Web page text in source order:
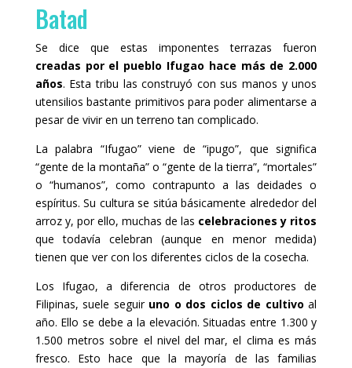
Batad
Se dice que estas imponentes terrazas fueron
creadas por el pueblo Ifugao hace más de 2.000
años. Esta tribu las construyó con sus manos y unos
utensilios bastante primitivos para poder alimentarse a
pesar de vivir en un terreno tan complicado.
La palabra “Ifugao” viene de “ipugo”, que significa
“gente de la montaña” o “gente de la tierra”, “mortales”
o “humanos”, como contrapunto a las deidades o
espíritus. Su cultura se sitúa básicamente alrededor del
arroz y, por ello, muchas de las celebraciones y ritos
que todavía celebran (aunque en menor medida)
tienen que ver con los diferentes ciclos de la cosecha.
Los Ifugao, a diferencia de otros productores de
Filipinas, suele seguir uno o dos ciclos de cultivo al
año. Ello se debe a la elevación. Situadas entre 1.300 y
1.500 metros sobre el nivel del mar, el clima es más
fresco. Esto hace que la mayoría de las familias